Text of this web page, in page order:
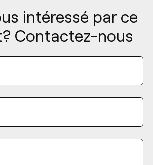
intéressé par ce
Contactez-nous